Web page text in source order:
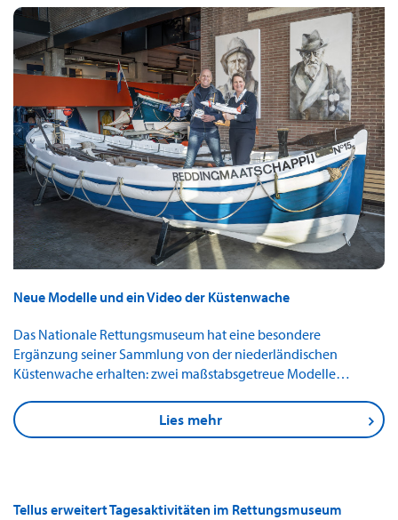
Neue Modelle und ein Video der Küstenwache
Das Nationale Rettungsmuseum hat eine besondere
Ergänzung seiner Sammlung von der niederländischen
Küstenwache erhalten: zwei maßstabsgetreue Modelle…
Lies mehr
Tellus erweitert Tagesaktivitäten im Rettungsmuseum